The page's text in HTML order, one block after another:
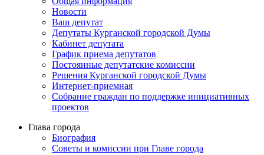
Новости
Ваш депутат
Депутаты Курганской городской Думы
Кабинет депутата
График приема депутатов
Постоянные депутатские комиссии
Решения Курганской городской Думы
Интернет-приемная
Собрание граждан по поддержке инициативных
проектов
Глава города
Биография
Советы и комиссии при Главе города